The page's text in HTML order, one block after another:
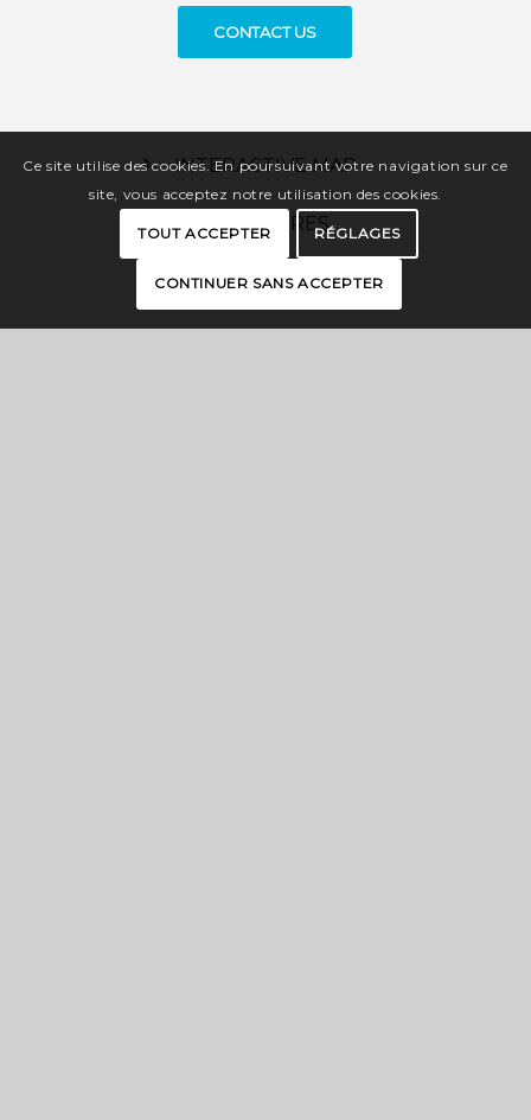
CONTACT US
INTERACTIVE MAP
BROCHURES
PRESS
Ce site utilise des cookies. En poursuivant votre navigation sur ce
site, vous acceptez notre utilisation des cookies.
TOUT ACCEPTER RÉGLAGES
CONTINUER SANS ACCEPTER